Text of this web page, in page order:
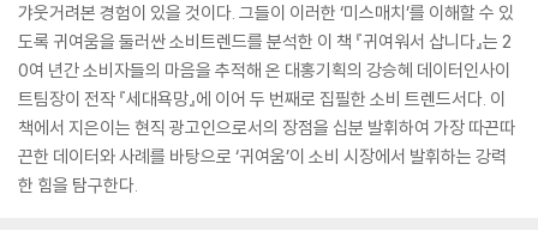
갸웃거려본 경험이 있을 것이다. 그들이 이러한 ‘미스매치’를 이해할 수 있
도록 귀여움을 둘러싼 소비트렌드를 분석한 이 책 『귀여워서 삽니다』는 2
0여 년간 소비자들의 마음을 추적해 온 대홍기획의 강승혜 데이터인사이
트팀장이 전작 『세대욕망』에 이어 두 번째로 집필한 소비 트렌드서다. 이
책에서 지은이는 현직 광고인으로서의 장점을 십분 발휘하여 가장 따끈따
끈한 데이터와 사례를 바탕으로 ‘귀여움’이 소비 시장에서 발휘하는 강력
한 힘을 탐구한다.